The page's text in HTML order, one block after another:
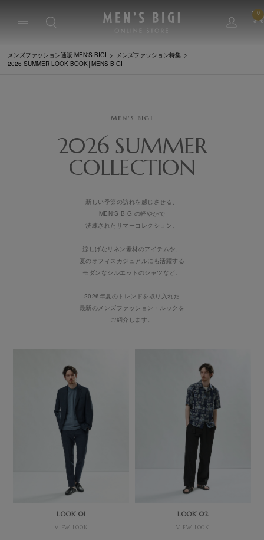
0
メンズファッション通販 MEN'S BIGI
メンズファッション特集
2026 SUMMER LOOK BOOK│MENS BIGI
MEN'S BIGI
2026 SUMMER
COLLECTION
新しい季節の訪れを感じさせる、
MEN'S BIGIの軽やかで
洗練されたサマーコレクション。
涼しげなリネン素材のアイテムや、
夏のオフィスカジュアルにも活躍する
モダンなシルエットのシャツなど、
2026年夏のトレンドを取り入れた
最新のメンズファッション・ルックを
ご紹介します。
LOOK 01
VIEW LOOK
LOOK 02
VIEW LOOK